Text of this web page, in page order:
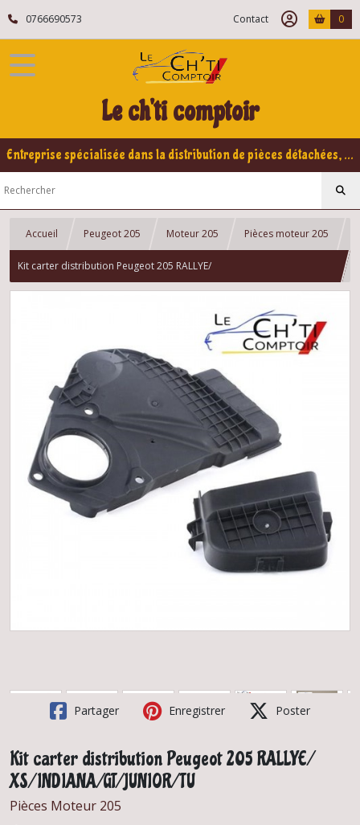
0766690573 Contact 0
Le ch'ti comptoir
Entreprise spécialisée dans la distribution de pièces détachées, refabrication pour voitures Yountimers Peugeot 205 GTI, 309 GTI - GTI16
Accueil Peugeot 205 Moteur 205 Pièces moteur 205
Kit carter distribution Peugeot 205 RALLYE/
Partager Enregistrer Poster
Kit carter distribution Peugeot 205 RALLYE/
XS/INDIANA/GT/JUNIOR/TU
Pièces Moteur 205